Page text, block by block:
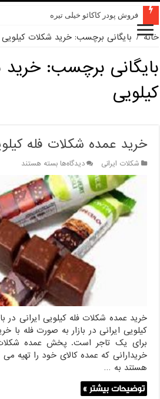
فروش پودر کاکائو خیلی تیره
خانه / بایگانی برچسب: خرید شکلات کیلویی
بایگانی برچسب:
کیلویی
خرید عمده شکلات فله
شکلات ایرانی دیدگاه‌هابرای
خرید
عمده
شکلات
فله
کیلویی
ایرانی
بسته هستند
خرید عمده شکلات فله کیلویی ایرانی در
کیلویی ایرانی در بازار به صورت فله با
برای یک تاجر است. پخش عمده
خریدارانی که عمده کالای خود را تهیه
هستند به …
توضیحات بیشتر »